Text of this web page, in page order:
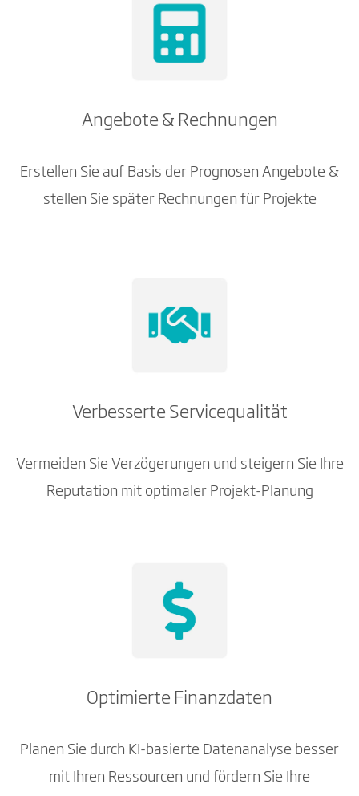
Angebote & Rechnungen
Erstellen Sie auf Basis der Prognosen Angebote &
stellen Sie später Rechnungen für Projekte
Verbesserte Servicequalität
Vermeiden Sie Verzögerungen und steigern Sie Ihre
Reputation mit optimaler Projekt-Planung
Optimierte Finanzdaten
Planen Sie durch KI-basierte Datenanalyse besser
mit Ihren Ressourcen und fördern Sie Ihre